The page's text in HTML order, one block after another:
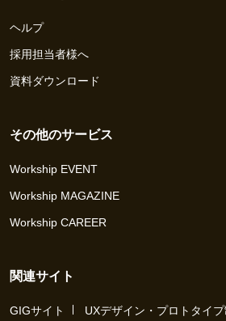
ヘルプ
採用担当者様へ
資料ダウンロード
その他のサービス
Workship EVENT
Workship MAGAZINE
Workship CAREER
関連サイト
GIGサイト
UXデザイン・プロトタイ